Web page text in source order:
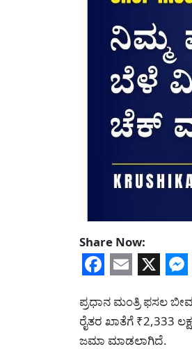
Share Now:
ಪ್ರಧಾನ ಮಂತ್ರಿ ಫಸಲ
ರೈತರ ಖಾತೆಗೆ ₹2,333
ಜಮಾ ಮಾಡಲಾಗಿದೆ.